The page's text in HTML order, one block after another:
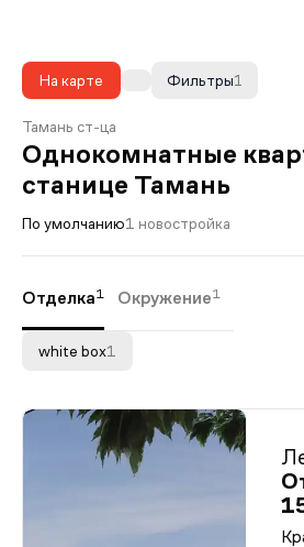
На карте 1
Фильтры
Тамань ст-ца
Однокомнатные
станице Тамань
По умолчанию1 новостройка
Отделка1 Окружение1
white box1